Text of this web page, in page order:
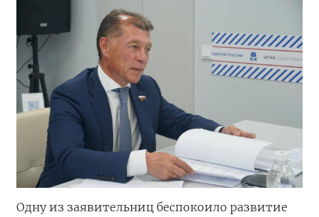
Одну из заявительниц беспокоило развитие